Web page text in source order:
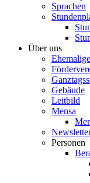
Sprachen
Über uns
Ehemalige
Gebäude
Leitbild
Mensa
Personen